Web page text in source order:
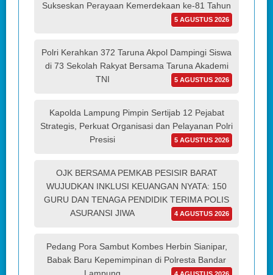
Sukseskan Perayaan Kemerdekaan ke-81 Tahun
5 AGUSTUS 2026
Polri Kerahkan 372 Taruna Akpol Dampingi Siswa
di 73 Sekolah Rakyat Bersama Taruna Akademi
TNI
5 AGUSTUS 2026
Kapolda Lampung Pimpin Sertijab 12 Pejabat
Strategis, Perkuat Organisasi dan Pelayanan Polri
Presisi
5 AGUSTUS 2026
OJK BERSAMA PEMKAB PESISIR BARAT
WUJUDKAN INKLUSI KEUANGAN NYATA: 150
GURU DAN TENAGA PENDIDIK TERIMA POLIS
ASURANSI JIWA
4 AGUSTUS 2026
Pedang Pora Sambut Kombes Herbin Sianipar,
Babak Baru Kepemimpinan di Polresta Bandar